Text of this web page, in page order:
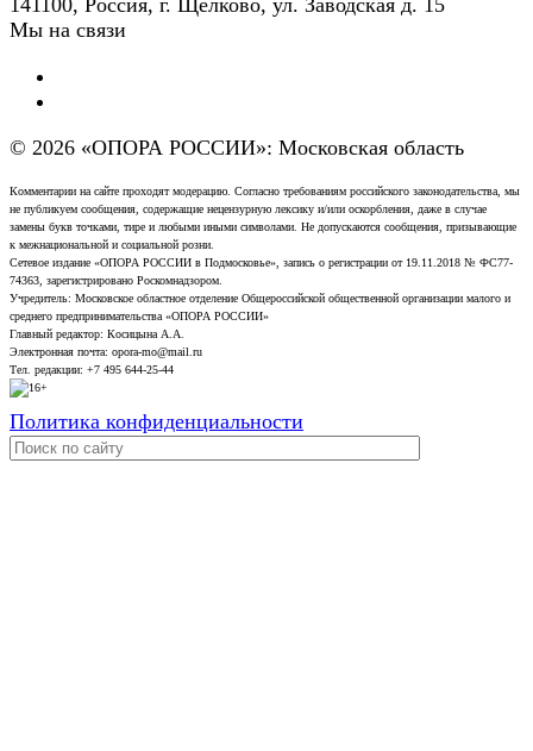
Мы на связи
© 2026 «ОПОРА РОССИИ»: Московская область
Комментарии на сайте проходят модерацию. Согласно требованиям российского законодательства, мы
не публикуем сообщения, содержащие нецензурную лексику и/или оскорбления, даже в случае
замены букв точками, тире и любыми иными символами. Не допускаются сообщения, призывающие
к межнациональной и социальной розни.
Сетевое издание «ОПОРА РОССИИ в Подмосковье», запись о регистрации от 19.11.2018 № ФС77-
74363, зарегистрировано Роскомнадзором.
Учредитель: Московское областное отделение Общероссийской общественной организации малого и
среднего предпринимательства «ОПОРА РОССИИ»
Главный редактор: Косицына А.А.
Электронная почта: opora-mo@mail.ru
Тел. редакции: +7 495 644-25-44
Политика конфиденциальности